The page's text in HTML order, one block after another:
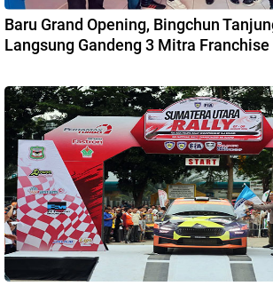
Baru Grand Opening, Bingchun
Langsung Gandeng 3 Mitra Franchise